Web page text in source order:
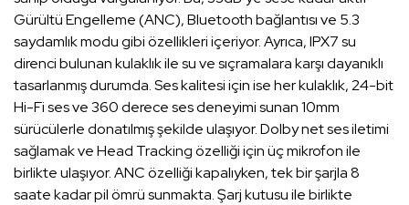
Gürültü Engelleme (ANC), Bluetooth bağlantısı ve 5.3
saydamlık modu gibi özellikleri içeriyor. Ayrıca, IPX7 su
direnci bulunan kulaklık ile su ve sıçramalara karşı dayanıklı
tasarlanmış durumda. Ses kalitesi için ise her kulaklık, 24-bit
Hi-Fi ses ve 360 derece ses deneyimi sunan 10mm
sürücülerle donatılmış şekilde ulaşıyor. Dolby net ses iletimi
sağlamak ve Head Tracking özelliği için üç mikrofon ile
birlikte ulaşıyor. ANC özelliği kapalıyken, tek bir şarjla 8
saate kadar pil ömrü sunmakta. Şarj kutusu ile birlikte